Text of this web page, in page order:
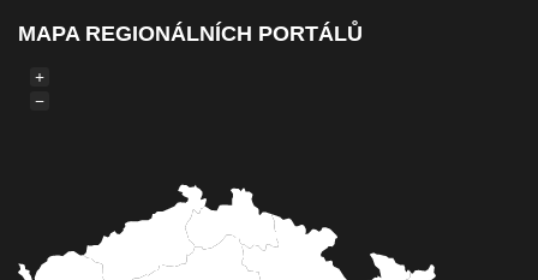
MAPA REGIONÁLNÍCH PORTÁLŮ
+
−